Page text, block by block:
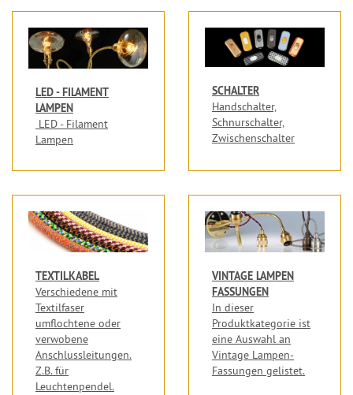
LED - FILAMENT
LAMPEN
LED - Filament
Lampen
SCHALTER
Handschalter,
Schnurschalter,
Zwischenschalter
TEXTILKABEL
Verschiedene mit
Textilfaser
umflochtene oder
verwobene
Anschlussleitungen.
Z.B. für
Leuchtenpendel.
VINTAGE LAMPEN
FASSUNGEN
In dieser
Produktkategorie ist
eine Auswahl an
Vintage Lampen-
Fassungen gelistet.